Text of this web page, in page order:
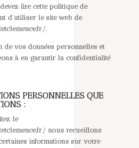
lire cette politique de
d’utiliser le site web de
.
de vos données personnelles et
à en garantir la confidentialité
PERSONNELLES QUE
:
le
nous recueillons
informations sur votre